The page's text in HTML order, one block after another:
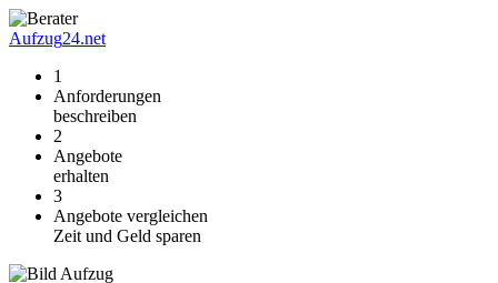
Aufzug24.net
1
Anforderungen
beschreiben
2
Angebote
erhalten
3
Angebote vergleichen
Zeit und Geld sparen